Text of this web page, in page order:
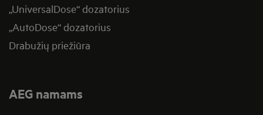
„UniversalDose“ dozatorius
„AutoDose“ dozatorius
Drabužių priežiūra
AEG namams